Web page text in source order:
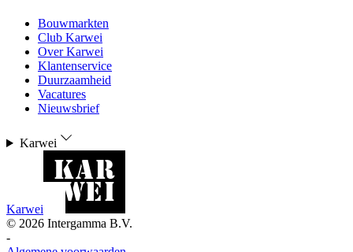
Bouwmarkten
Club Karwei
Over Karwei
Klantenservice
Duurzaamheid
Vacatures
Nieuwsbrief
Karwei
Karwei
© 2026 Intergamma B.V.
-